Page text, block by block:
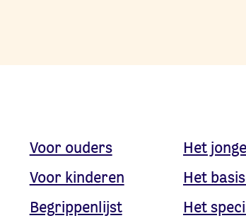
Voor ouders
Voor kinderen
Begrippenlijst
Het
Het
Het